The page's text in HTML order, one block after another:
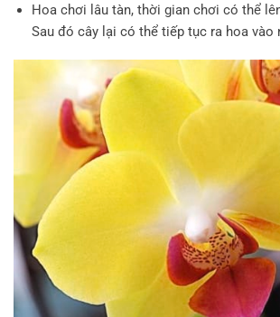
Hoa chơi lâu tàn, thời gian chơi có thể
Sau đó cây lại có thể tiếp tục ra hoa vào